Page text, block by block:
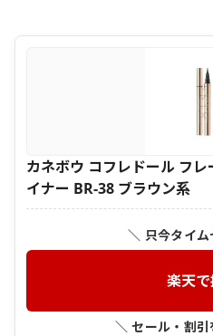
カネボウ コフレドール フ
イナー BR-38 ブラウン系
＼ 只今タイ
楽天
＼ セール・割